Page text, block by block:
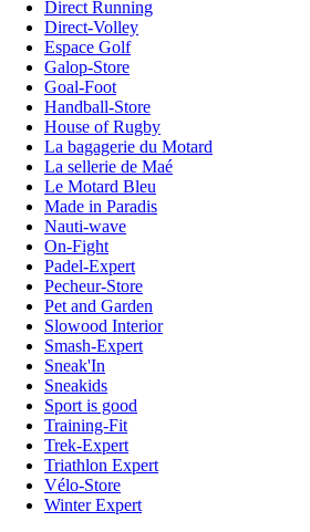
Direct Running
Direct-Volley
Espace Golf
Galop-Store
Goal-Foot
Handball-Store
House of Rugby
La bagagerie du Motard
La sellerie de Maé
Le Motard Bleu
Made in Paradis
Nauti-wave
On-Fight
Padel-Expert
Pecheur-Store
Pet and Garden
Slowood Interior
Smash-Expert
Sneak'In
Sneakids
Sport is good
Training-Fit
Trek-Expert
Triathlon Expert
Vélo-Store
Winter Expert